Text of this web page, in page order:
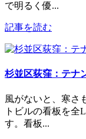
で明るく優...
記事を読む
杉並区荻窪：テナ
風がないと、寒さ
トビルの看板を全
す。看板...